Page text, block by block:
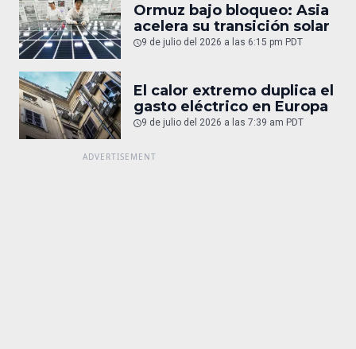
Ormuz bajo bloqueo: Asia
acelera su transición solar
9 de julio del 2026 a las 6:15 pm PDT
El calor extremo duplica el
gasto eléctrico en Europa
9 de julio del 2026 a las 7:39 am PDT